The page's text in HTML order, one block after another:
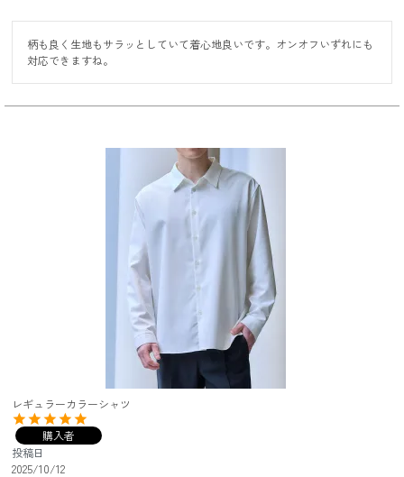
柄も良く生地もサラッとしていて着心地良いです。オンオフいずれにも
対応できますね。
レギュラーカラーシャツ
購入者
投稿日
2025/10/12